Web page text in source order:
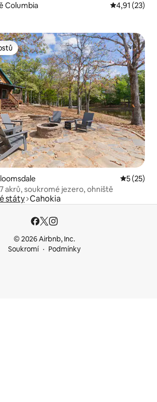
Columbia Průměrné
4,91 (23)
Oblíbené u hostů
Průměrné
5 (25)
akrů, soukromé jezero, ohniště
státy Cahokia
© 2026 Airbnb, Inc.
Soukromí
Podmínky